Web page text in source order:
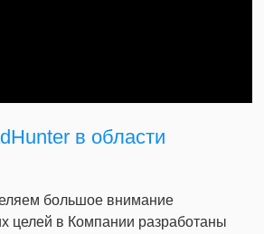
в области
большое внимание
целей в Компании разработаны